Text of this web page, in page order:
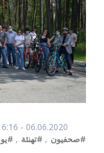
06.06.2020 - 16:16
#صحفيون , #تهنئة ,